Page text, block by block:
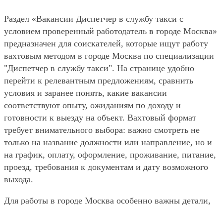
Раздел «Вакансии Диспетчер в службу такси с
условием проверенный работодатель в городе Москва»
предназначен для соискателей, которые ищут работу
вахтовым методом в городе Москва по специализации
"Диспетчер в службу такси". На странице удобно
перейти к релевантным предложениям, сравнить
условия и заранее понять, какие вакансии
соответствуют опыту, ожиданиям по доходу и
готовности к выезду на объект. Вахтовый формат
требует внимательного выбора: важно смотреть не
только на название должности или направление, но и
на график, оплату, оформление, проживание, питание,
проезд, требования к документам и дату возможного
выхода.
Для работы в городе Москва особенно важны детали,